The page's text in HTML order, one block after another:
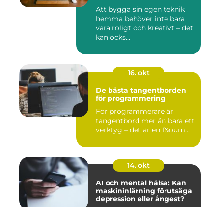
Att bygga sin egen teknik
hemma behöver inte bara
vara roligt och kreativt – det
kan ocks...
16. okt
De bästa tangentborden
för programmering
För programmerare är
tangentbord mer än bara ett
verktyg – det är en f&oum...
14. okt
AI och mental hälsa: Kan
maskininlärning förutsäga
depression eller ångest?